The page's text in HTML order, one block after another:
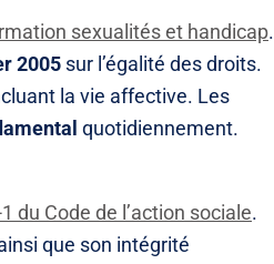
sexualités et handicap.
2005 sur l’égalité des droits.
la vie affective. Les
quotidiennement.
du Code de l’action sociale.
que son intégrité